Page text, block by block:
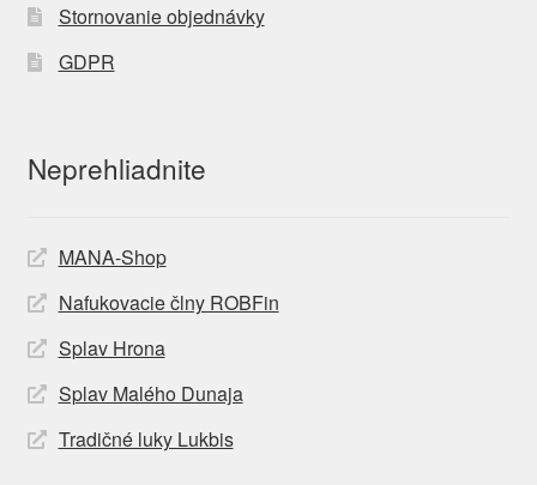
Stornovanie objednávky
GDPR
Neprehliadnite
MANA-Shop
Nafukovacie člny ROBFin
Splav Hrona
Splav Malého Dunaja
Tradičné luky Lukbis